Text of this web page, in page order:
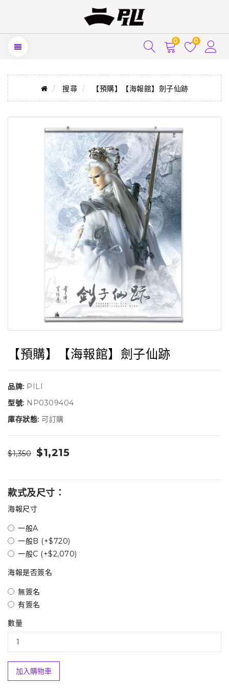
0 0
搜尋 【預購】【海報館】劍子仙跡
【預購】【海報館】劍子仙跡
品牌: PILI
型號: NP0309404
庫存狀態: 可訂購
$1,350 $1,215
款式及尺寸：
海報尺寸
一般A
一般B (+$720)
一般C (+$2,070)
海報是否簽名
無簽名
有簽名
數量
加入購物車